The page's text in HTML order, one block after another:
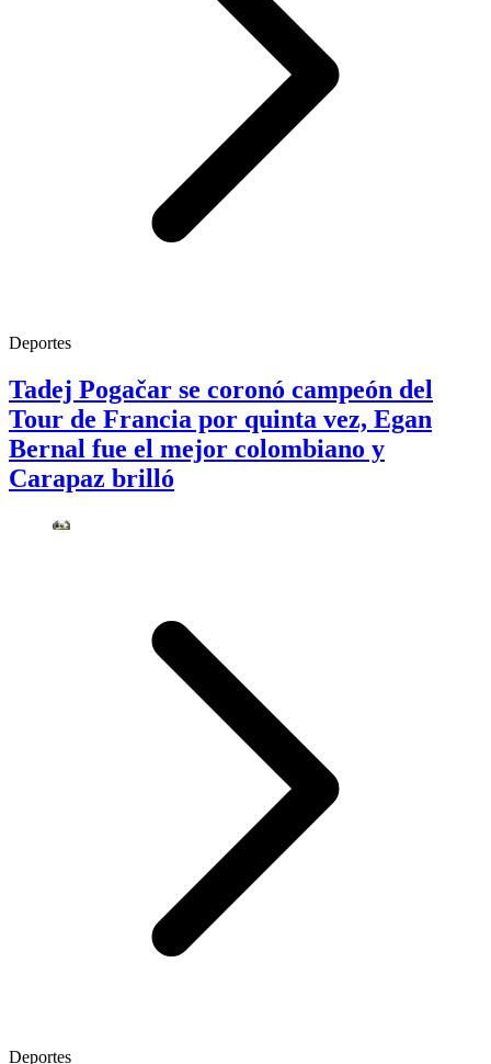
Deportes
Tadej Pogačar se coronó campeón del
Tour de Francia por quinta vez, Egan
Bernal fue el mejor colombiano y
Carapaz brilló
Deportes